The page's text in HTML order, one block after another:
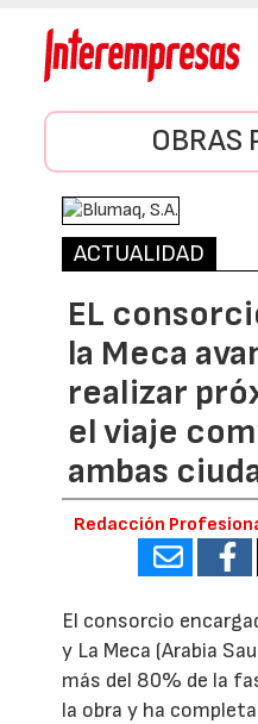
OBRAS
ACTUALIDAD
EL
la Meca
realizar
el viaje
ambas
Redacción
El consorcio
y La Meca (Arabia
más del 80% de la
la obra y ha